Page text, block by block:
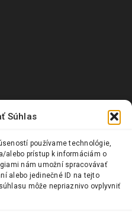
Súhlas
používame technológie,
alebo prístup k informáciám o
nám umožní spracovávať
alebo jedinečné ID na tejto
môže nepriaznivo ovplyvniť